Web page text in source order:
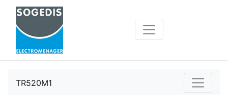
TR520M1